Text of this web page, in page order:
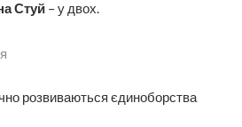
Стуй – у двох.
розвиваються єдиноборства